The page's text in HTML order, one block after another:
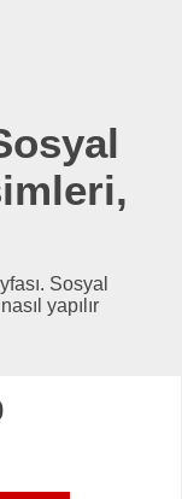
Sosyal
yapılır